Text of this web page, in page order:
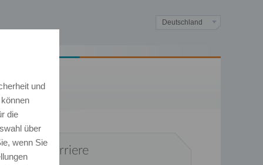
und
die
über
wenn Sie
Deutschland
Karriere